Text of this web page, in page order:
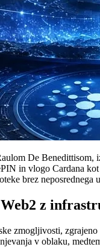
De
in vlogo Cardana
brez neposrednega
z
zmogljivosti,
v oblaku,